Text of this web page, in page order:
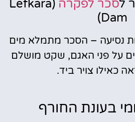
לסכר לפקרה (Lefkara
Dam)
של 10 דקות נסיעה – הסכר מתמלא מים
על פני האגם, שקט מושלם
כאילו צויר ביד.
בעונת החורף